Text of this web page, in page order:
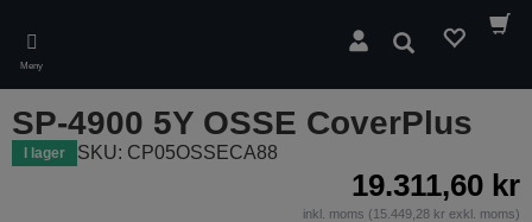
main
content
Meny
Sök
SP-4900 5Y OSSE CoverPlus
I lager SKU: CP05OSSECA88
19.311,60 kr
inkl. moms (15.449,28 kr exkl. moms)